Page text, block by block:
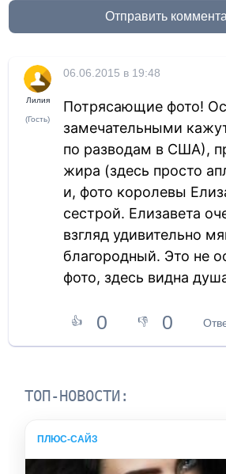
Отправить
Лилия
(Гость)
06.06.2015 в 19:48
Потрясающие фото!
замечательными
по разводам в США),
жира (здесь просто
и, фото королевы
сестрой. Елизавета
взгляд удивительно
благородный. Это не
фото, здесь видна
👍 0 👎 0
ТОП-НОВОСТИ:
ПЛЮС-САЙЗ